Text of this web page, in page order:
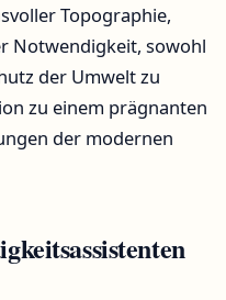
Topographie,
Notwendigkeit, sowohl
der Umwelt zu
zu einem prägnanten
der modernen